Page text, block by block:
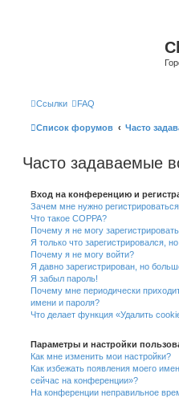
Ссылки FAQ
Список форумов Часто
Часто задаваемые
Вход на конференцию и
Зачем мне нужно
Что такое COPPA?
Почему я не могу
Я только что зарегистрировался,
Почему я не могу войти?
Я давно зарегистрирован, но
Я забыл пароль!
Почему мне периодически
имени и пароля?
Что делает функция «Удалить
Параметры и настройки
Как мне изменить мои настройки?
Как избежать появления моего
сейчас на конференции»?
На конференции неправильное